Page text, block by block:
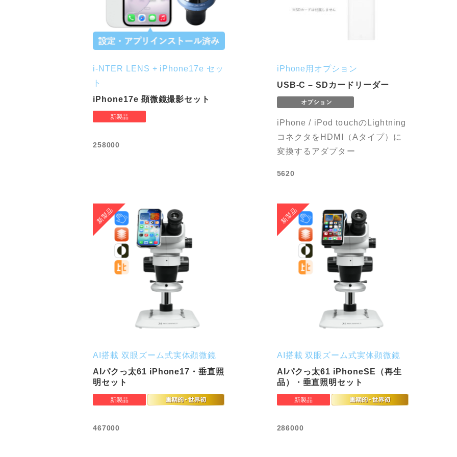
i-NTER LENS + iPhone17e セッ
ト
iPhone17e 顕微鏡撮影セット
258000
iPhone用オプション
USB-C – SDカードリーダー
iPhone / iPod touchのLightning
コネクタをHDMI（Aタイプ）に
変換するアダプター
5620
AI搭載 双眼ズーム式実体顕微鏡
AIパクっ太61 iPhone17・垂直照
明セット
467000
AI搭載 双眼ズーム式実体顕微鏡
AIパクっ太61 iPhoneSE（再生
品）・垂直照明セット
286000